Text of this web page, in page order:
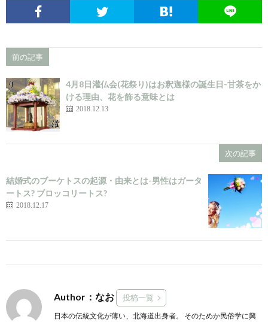
前の記事
4月8日灌仏会(花祭り)はお釈迦様の誕生日-甘茶をか
ける理由、花を飾る意味とは
2018.12.13
次の記事
結婚式のブーケトスの起源・由来とは-男性はガータ
ートス? ブロッコリートス?
2018.12.17
Author：なお 投稿一覧
日本の伝統文化が薄い、北海道出身者。 そのためか民俗学に興